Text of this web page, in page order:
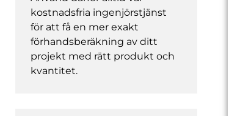
kostnadsfria ingenjörstjänst
för att få en mer exakt
förhandsberäkning av ditt
projekt med rätt produkt och
kvantitet.